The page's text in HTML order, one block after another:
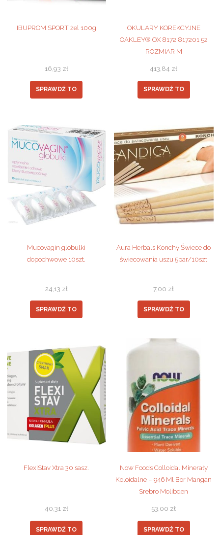
IBUPROM SPORT żel 100g
16,93 zł
SPRAWDŹ TO
OKULARY KOREKCYJNE
OAKLEY® OX 8172 817201 52
ROZMIAR M
413,84 zł
SPRAWDŹ TO
Mucovagin globulki
dopochwowe 10szt.
24,13 zł
SPRAWDŹ TO
Aura Herbals Konchy Świece do
świecowania uszu 5par/10szt
7,00 zł
SPRAWDŹ TO
FlexiStav Xtra 30 sasz.
40,31 zł
SPRAWDŹ TO
Now Foods Colloidal Minerały
Koloidalne – 946 Ml Bor Mangan
Srebro Molibden
53,00 zł
SPRAWDŹ TO